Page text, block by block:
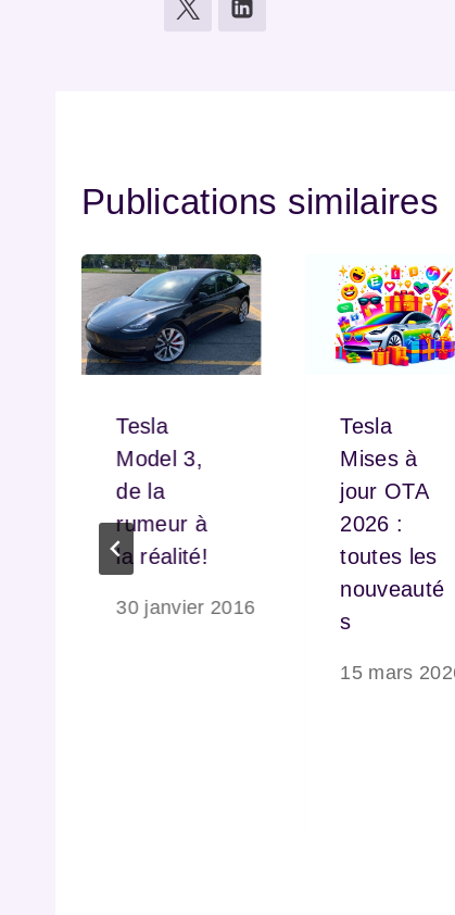
Publications similaires
Tesla
Model 3,
de la
rumeur à
la réalité!
30 janvier 2016
Tesla
Mises à
jour OTA
2026 :
toutes les
nouveauté
s
15 mars